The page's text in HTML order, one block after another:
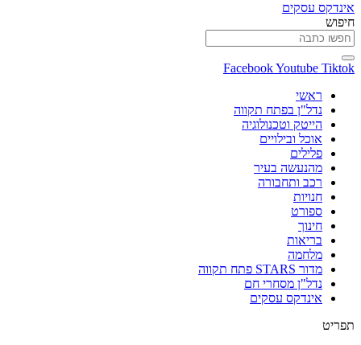
אינדקס עסקים
חיפוש
FacebookYoutube Tiktok
ראשי
נדל"ן בפתח תקווה
הייטק וטכנולוגיה
אוכל ובילויים
פלילים
מהנעשה בעיר
רכב ותחבורה
חנויות
ספורט
חינוך
בריאות
מלחמה
מדור STARS פתח תקווה
נדל"ן מסחרי חם
אינדקס עסקים
תפריט